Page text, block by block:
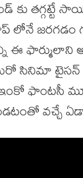
కు
లోనే
ఈ ఫార్ములాని
సినిమా టైసన్
ఫాంటసీ
వచ్చే